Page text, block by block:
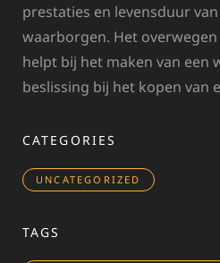
prestaties en levensduur
waarborgen. Het
helpt bij het maken van een
beslissing bij het kopen van
CATEGORIES
UNCATEGORIZED
TAGS